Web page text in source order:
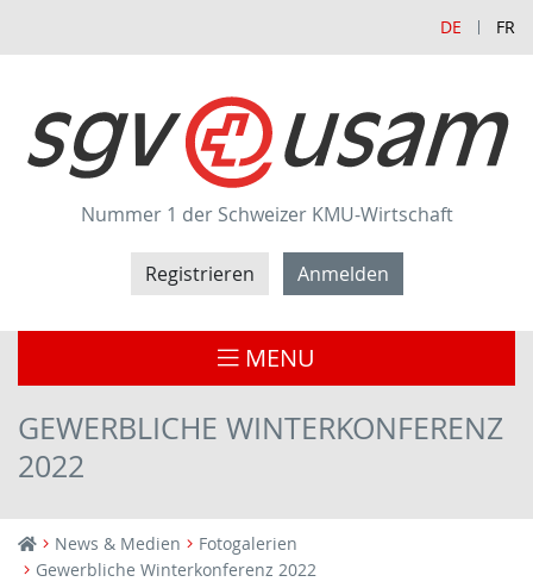
DE FR
Nummer 1 der Schweizer KMU-Wirtschaft
Registrieren Anmelden
MENU
GEWERBLICHE WINTERKONFERENZ
2022
News & Medien
Fotogalerien
Gewerbliche Winterkonferenz 2022